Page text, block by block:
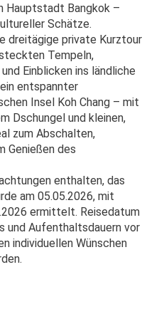
Hauptstadt Bangkok –
Schätze.
dreitägige private Kurztour
Tempeln,
Einblicken ins ländliche
entspannter
Insel Koh Chang – mit
Dschungel und kleinen,
zum Abschalten,
Genießen des
enthalten, das
am 05.05.2026, mit
ermittelt. Reisedatum
und Aufenthaltsdauern vor
individuellen Wünschen